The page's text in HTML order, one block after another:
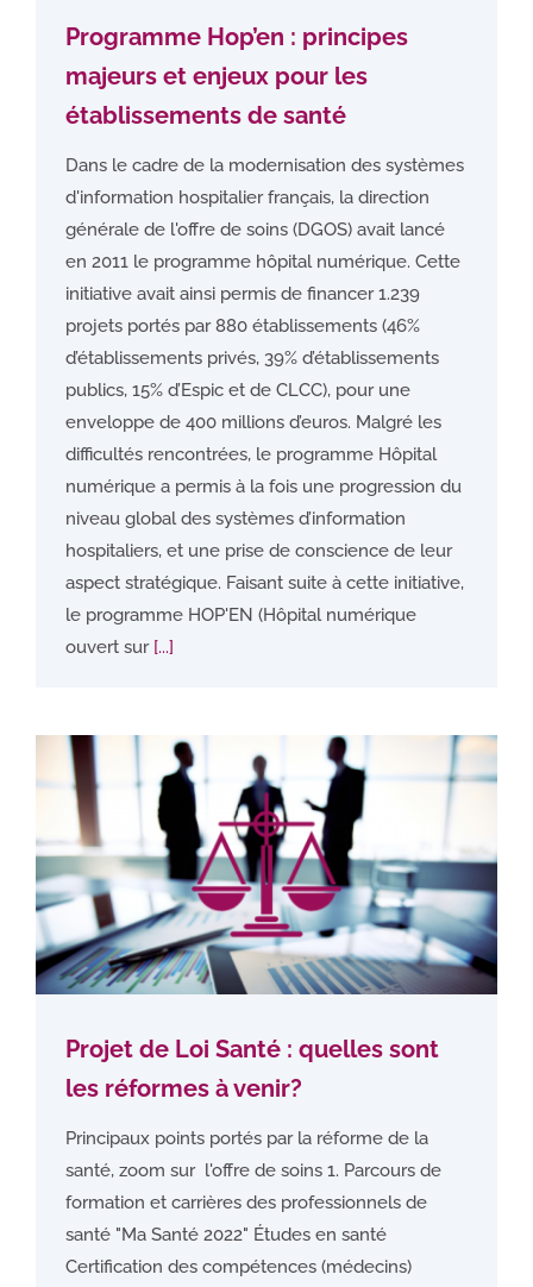
Programme Hop’en : principes
majeurs et enjeux pour les
établissements de santé
Dans le cadre de la modernisation des systèmes
d'information hospitalier français, la direction
générale de l'offre de soins (DGOS) avait lancé
en 2011 le programme hôpital numérique. Cette
initiative avait ainsi permis de financer 1.239
projets portés par 880 établissements (46%
d’établissements privés, 39% d’établissements
publics, 15% d’Espic et de CLCC), pour une
enveloppe de 400 millions d’euros. Malgré les
difficultés rencontrées, le programme Hôpital
numérique a permis à la fois une progression du
niveau global des systèmes d’information
hospitaliers, et une prise de conscience de leur
aspect stratégique. Faisant suite à cette initiative,
le programme HOP'EN (Hôpital numérique
ouvert sur [...]
Projet de Loi Santé : quelles sont
les réformes à venir?
Principaux points portés par la réforme de la
santé, zoom sur l'offre de soins 1. Parcours de
formation et carrières des professionnels de
santé "Ma Santé 2022" Études en santé
Certification des compétences (médecins)